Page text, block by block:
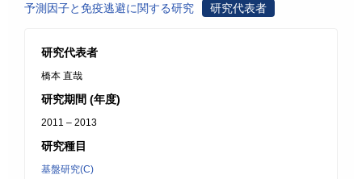
予測因子と免疫逃避に関する研究
研究代表者
研究代表者
橋本 直哉
研究期間 (年度)
2011 – 2013
研究種目
基盤研究(C)